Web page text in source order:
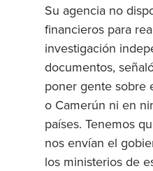
Su agencia no
financieros para
investigación
documentos,
poner gente sobre
o Camerún ni en
países. Tenemos
nos envían el
los ministerios de